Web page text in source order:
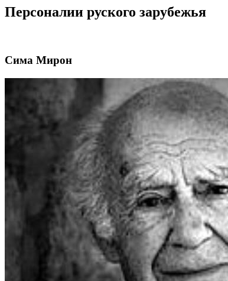
Персоналии руского зарубежья
Сима Мирон